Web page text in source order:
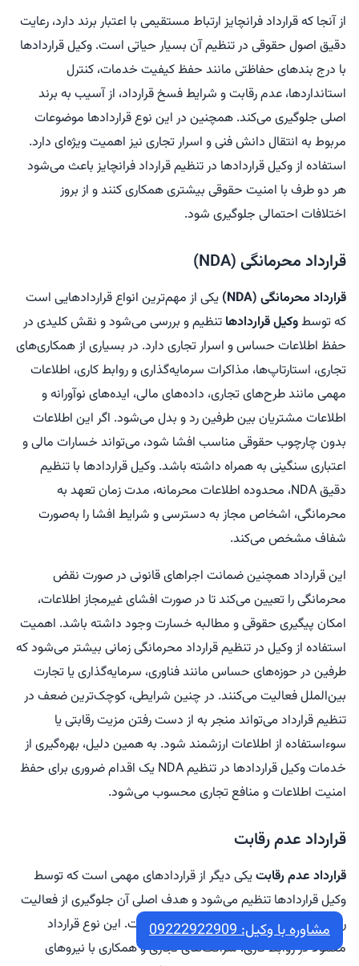
از آنجا که قرارداد فرانچایز ارتباط مستقیمی با اعتبار برند دارد، رعایت
دقیق اصول حقوقی در تنظیم آن بسیار حیاتی است. وکیل قراردادها
با درج بندهای حفاظتی مانند حفظ کیفیت خدمات، کنترل
استانداردها، عدم رقابت و شرایط فسخ قرارداد، از آسیب به برند
اصلی جلوگیری می‌کند. همچنین در این نوع قراردادها موضوعات
مربوط به انتقال دانش فنی و اسرار تجاری نیز اهمیت ویژه‌ای دارد.
استفاده از وکیل قراردادها در تنظیم قرارداد فرانچایز باعث می‌شود
هر دو طرف با امنیت حقوقی بیشتری همکاری کنند و از بروز
اختلافات احتمالی جلوگیری شود.
قرارداد محرمانگی (NDA)
قرارداد محرمانگی (NDA)
یکی از مهم‌ترین انواع قراردادهایی است
که توسطوکیل قراردادها تنظیم و بررسی می‌شود و نقش کلیدی در
حفظ اطلاعات حساس و اسرار تجاری دارد. در بسیاری از همکاری‌های
تجاری، استارتاپ‌ها، مذاکرات سرمایه‌گذاری و روابط کاری، اطلاعات
مهمی مانند طرح‌های تجاری، داده‌های مالی، ایده‌های نوآورانه و
اطلاعات مشتریان بین طرفین رد و بدل می‌شود. اگر این اطلاعات
بدون چارچوب حقوقی مناسب افشا شود، می‌تواند خسارات مالی و
اعتباری سنگینی به همراه داشته باشد. وکیل قراردادها با تنظیم
دقیق NDA، محدوده اطلاعات محرمانه، مدت زمان تعهد به
محرمانگی، اشخاص مجاز به دسترسی و شرایط افشا را به‌صورت
شفاف مشخص می‌کند.
این قرارداد همچنین ضمانت اجراهای قانونی در صورت نقض
محرمانگی را تعیین می‌کند تا در صورت افشای غیرمجاز اطلاعات،
امکان پیگیری حقوقی و مطالبه خسارت وجود داشته باشد. اهمیت
استفاده از وکیل در تنظیم قرارداد محرمانگی زمانی بیشتر می‌شود که
طرفین در حوزه‌های حساس مانند فناوری، سرمایه‌گذاری یا تجارت
بین‌الملل فعالیت می‌کنند. در چنین شرایطی، کوچک‌ترین ضعف در
تنظیم قرارداد می‌تواند منجر به از دست رفتن مزیت رقابتی یا
سوءاستفاده از اطلاعات ارزشمند شود. به همین دلیل، بهره‌گیری از
خدمات وکیل قراردادها در تنظیم NDA یک اقدام ضروری برای حفظ
امنیت اطلاعات و منافع تجاری محسوب می‌شود.
قرارداد عدم رقابت
قرارداد عدم رقابتیکی دیگر از قراردادهای مهمی است که توسط
وکیل قراردادها تنظیم می‌شود و هدف اصلی آن جلوگیری از فعالیت
رقابتی طرف مقابل پس از پایان همکاری است. این نوع قرارداد
معمولاً در روابط کاری، شراکت‌های تجاری و همکاری با نیروهای
مشاوره با وکیل: 09222922909